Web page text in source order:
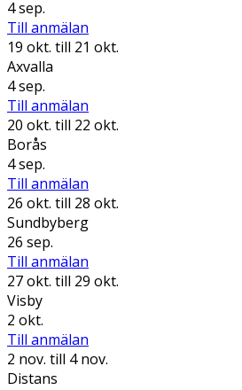
4 sep.
Till anmälan
19 okt. till 21 okt.
Axvalla
4 sep.
Till anmälan
20 okt. till 22 okt.
Borås
4 sep.
Till anmälan
26 okt. till 28 okt.
Sundbyberg
26 sep.
Till anmälan
27 okt. till 29 okt.
Visby
2 okt.
Till anmälan
2 nov. till 4 nov.
Distans